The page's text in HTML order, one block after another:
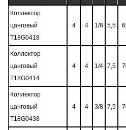
Коллектор
цанговый
T18G0418
4 4 1/8 5,5
Коллектор
цанговый
T18G0414
4 4 1/4 7,5
Коллектор
цанговый
T18G0438
4 4 3/8 7,5